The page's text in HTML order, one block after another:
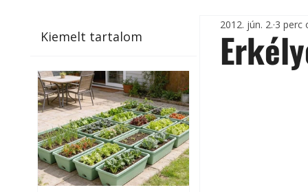
Kiemelt tartalom
2012. jún. 2. 3 perc